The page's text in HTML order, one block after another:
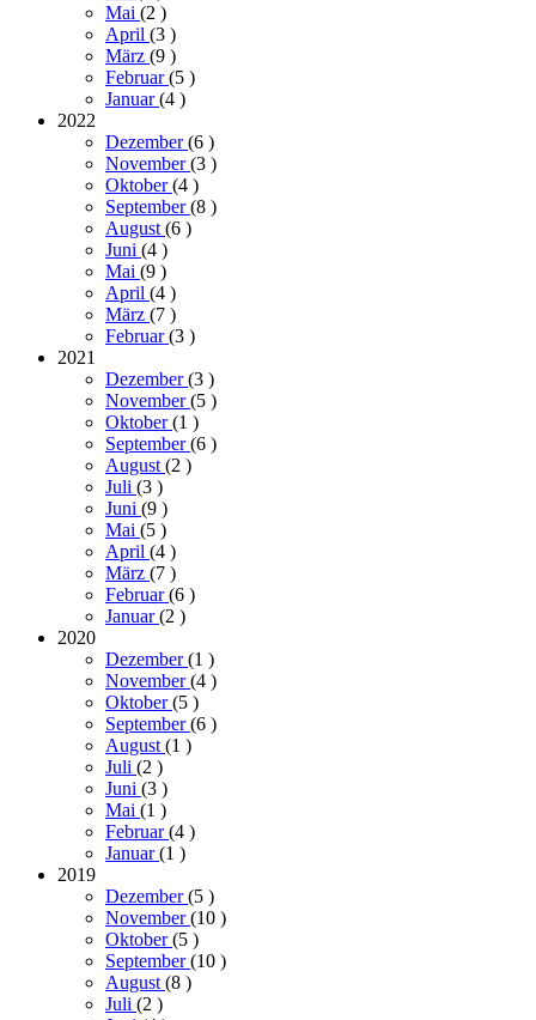
Mai (2 )
April (3 )
März (9 )
Februar(5 )
Januar(4 )
2022
Dezember(6 )
November(3 )
Oktober(4 )
September(8 )
August(6 )
Juni (4 )
Mai (9 )
April (4 )
März (7 )
Februar(3 )
2021
Dezember(3 )
November(5 )
Oktober(1 )
September(6 )
August(2 )
Juli (3 )
Juni (9 )
Mai (5 )
April (4 )
März (7 )
Februar(6 )
Januar(2 )
2020
Dezember(1 )
November(4 )
Oktober(5 )
September(6 )
August(1 )
Juli (2 )
Juni (3 )
Mai (1 )
Februar(4 )
Januar(1 )
2019
Dezember(5 )
November(10 )
Oktober(5 )
September(10 )
August(8 )
Juli (2 )